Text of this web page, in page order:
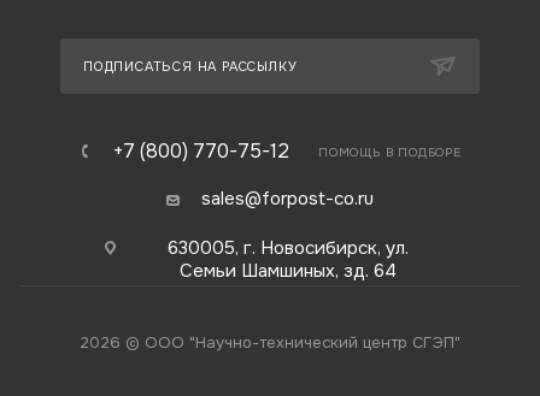
ПОДПИСАТЬСЯ НА РАССЫЛКУ
+7 (800) 770-75-12 ПОМОЩЬ В ПОДБОРЕ
sales@forpost-co.ru
630005, г. Новосибирск, ул.
Семьи Шамшиных, зд. 64
2026 © ООО "Научно-технический центр СГЭП"